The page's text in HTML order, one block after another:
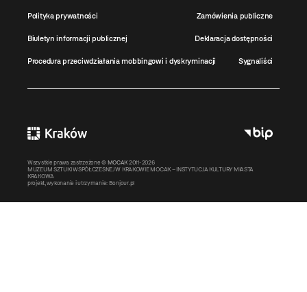
Polityka prywatności Zamówienia publiczne
Biuletyn informacji publicznej Deklaracja dostępności
Procedura przeciwdziałania mobbingowi i dyskryminacji Sygnaliści
Wszystkie prawa zastrzeżone © MOCAK 2011-2026
MUZEUM SZTUKI WSPÓŁCZESNEJ W KRAKOWIE MOCAK – INSTYTUCJA KULTURY MIASTA
KRAKOWA
projekt, wykonanie i utrzymanie: Bonjour.pl